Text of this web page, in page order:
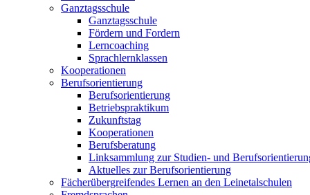
Ganztagsschule
Ganztagsschule
Fördern und Fordern
Lerncoaching
Sprachlernklassen
Kooperationen
Berufsorientierung
Berufsorientierung
Betriebspraktikum
Zukunftstag
Kooperationen
Berufsberatung
Linksammlung zur Studien- und
Aktuelles zur Berufsorientierung
Fächerübergreifendes Lernen an den Leinetalschulen